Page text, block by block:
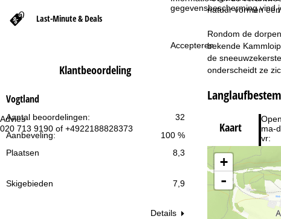
gegevensbescherming vind
Accepteren
Advies
020 713 9190 of +4922188828373
ma-
vr:
za-
Last-Minute & Deals
Klantbeoordeling
Vogtland
32
Aantal beoordelingen:
100 %
Aanbeveling:
Plaatsen
8,3
Skigebieden 7,9
Details
p
a
g
n
a
natuur vormen
Rondom de
bekende
de
onderscheidt ze
Kaart
+
-